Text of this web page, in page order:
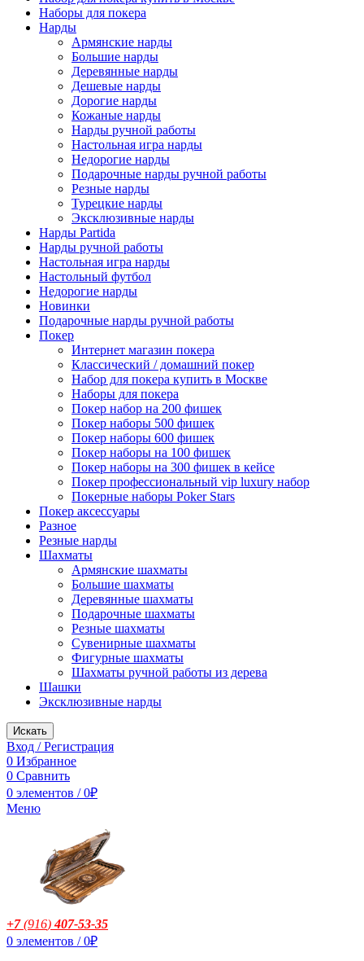
Наборы для покера
Нарды
Армянские нарды
Большие нарды
Деревянные нарды
Дешевые нарды
Дорогие нарды
Кожаные нарды
Нарды ручной работы
Настольная игра нарды
Недорогие нарды
Подарочные нарды ручной работы
Резные нарды
Турецкие нарды
Эксклюзивные нарды
Нарды Partida
Нарды ручной работы
Настольная игра нарды
Настольный футбол
Недорогие нарды
Новинки
Подарочные нарды ручной работы
Покер
Интернет магазин покера
Классический / домашний покер
Набор для покера купить в Москве
Наборы для покера
Покер набор на 200 фишек
Покер наборы 500 фишек
Покер наборы 600 фишек
Покер наборы на 100 фишек
Покер наборы на 300 фишек в кейсе
Покер профессиональный vip luxury набор
Покерные наборы Poker Stars
Покер аксессуары
Разное
Резные нарды
Шахматы
Армянские шахматы
Большие шахматы
Деревянные шахматы
Подарочные шахматы
Резные шахматы
Сувенирные шахматы
Фигурные шахматы
Шахматы ручной работы из дерева
Шашки
Эксклюзивные нарды
Искать
Вход / Регистрация
0 Избранное
0 Сравнить
0 элементов / 0₽
Меню
+7(916)407-53-35
0 элементов / 0₽